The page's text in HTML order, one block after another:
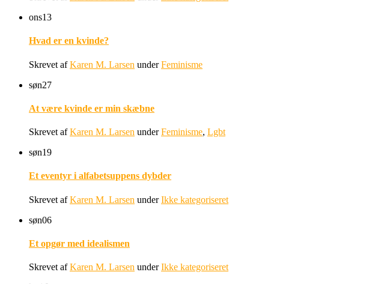
ons13
Hvad er en kvinde?
Skrevet afKaren M. Larsen underFeminisme
søn27
At være kvinde er min skæbne
Skrevet afKaren M. Larsen underFeminisme, Lgbt
søn19
Et eventyr i alfabetsuppens dybder
Skrevet afKaren M. Larsen underIkke kategoriseret
søn06
Et opgør med idealismen
Skrevet afKaren M. Larsen underIkke kategoriseret